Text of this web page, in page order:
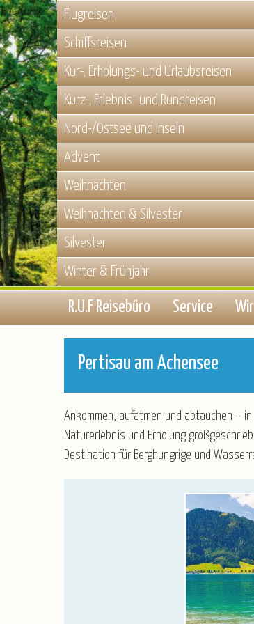
Flugreisen
Schiffsreisen
Kur-, Erholungs- und Urlaubsreisen
Kurz-, Erlebnis- und Rundreisen
Nord-/Ostsee und Inseln
Advent
Weihnachten
Weihnachten & Silvester
Silvester
Winter & Frühjahr
R.U.F Reisebüro Service
Blätterkatalog
Newsletter
Taxi-Service/
Versicherung
Gruppenrabatt
Luftfahrt -
Pertisau am Achensee
Ankommen, aufatmen und abtauchen –
Naturerlebnis und Erholung
Destination für Berghungrige und